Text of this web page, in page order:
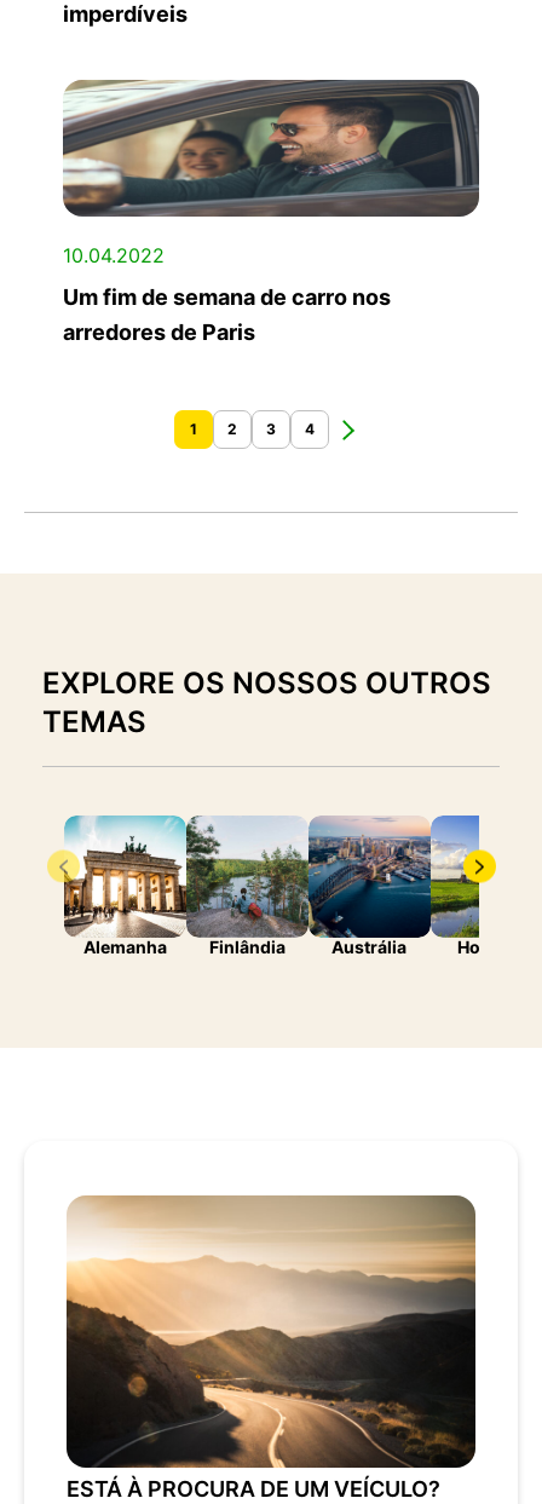
imperdíveis
10.04.2022
Um fim de semana de carro nos
arredores de Paris
1 2 3 4
EXPLORE OS NOSSOS OUTROS
TEMAS
Alemanha Finlândia Austrália Holanda
ESTÁ À PROCURA DE UM VEÍCULO?